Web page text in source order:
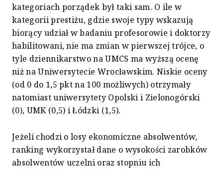
kategoriach porządek był taki sam. O ile w
kategorii prestiżu, gdzie swoje typy wskazują
biorący udział w badaniu profesorowie i doktorzy
habilitowani, nie ma zmian w pierwszej trójce, o
tyle dziennikarstwo na UMCS ma wyższą ocenę
niż na Uniwersytecie Wrocławskim. Niskie oceny
(od 0 do 1,5 pkt na 100 możliwych) otrzymały
natomiast uniwersytety Opolski i Zielonogórski
(0), UMK (0,5) i Łódzki (1,5).
Jeżeli chodzi o losy ekonomiczne absolwentów,
ranking wykorzystał dane o wysokości zarobków
absolwentów uczelni oraz stopniu ich